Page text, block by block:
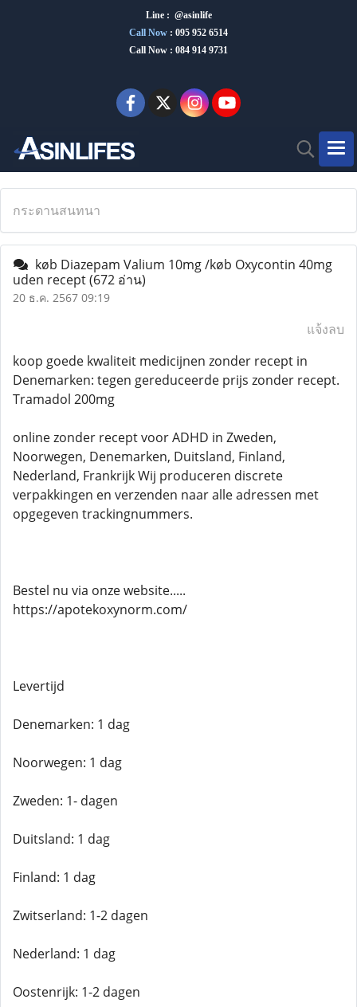
Line : @asinlife
Call Now : 095 952 6514
Call Now : 084 914 9731
กระดานสนทนา
køb Diazepam Valium 10mg /køb Oxycontin 40mg
uden recept(672 อ่าน)
20 ธ.ค. 2567 09:19
แจ้งลบ
koop goede kwaliteit medicijnen zonder recept in
Denemarken: tegen gereduceerde prijs zonder recept.
Tramadol 200mg
online zonder recept voor ADHD in Zweden,
Noorwegen, Denemarken, Duitsland, Finland,
Nederland, Frankrijk Wij produceren discrete
verpakkingen en verzenden naar alle adressen met
opgegeven trackingnummers.
Bestel nu via onze website.....
https://apotekoxynorm.com/
Levertijd
Denemarken: 1 dag
Noorwegen: 1 dag
Zweden: 1- dagen
Duitsland: 1 dag
Finland: 1 dag
Zwitserland: 1-2 dagen
Nederland: 1 dag
Oostenrijk: 1-2 dagen